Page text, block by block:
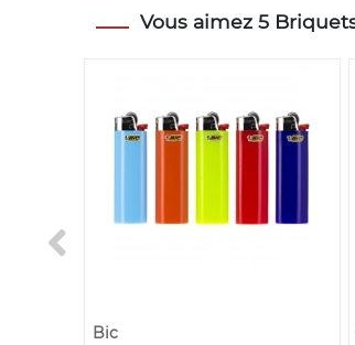
Vous aimez 5
Bic